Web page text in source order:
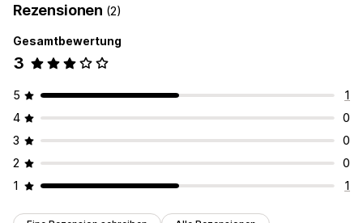
Rezensionen (2)
Gesamtbewertung
3
5
1
4
0
3
0
2
0
1
1